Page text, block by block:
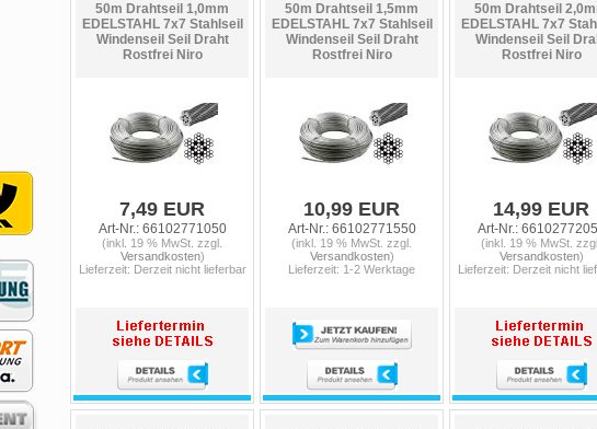
50m Drahtseil 1,0mm
EDELSTAHL 7x7 Stahlseil
Windenseil Seil Draht
Rostfrei Niro
7,49 EUR
Art-Nr.: 66102771050
(inkl. 19 % MwSt. zzgl.
Versandkosten)
Lieferzeit: Derzeit nicht lieferbar
50m Drahtseil 1,5mm
EDELSTAHL 7x7 Stahlseil
Windenseil Seil Draht
Rostfrei Niro
10,99 EUR
Art-Nr.: 66102771550
(inkl. 19 % MwSt. zzgl.
Versandkosten)
Lieferzeit: 1-2 Werktage
50m Drahtseil
EDELSTAHL 7x7
Windenseil Seil
Rostfrei Niro
14,99 EUR
Art-Nr.:
(inkl. 19 % MwSt. zzgl.
Versandkosten)
Lieferzeit: Derzeit nicht